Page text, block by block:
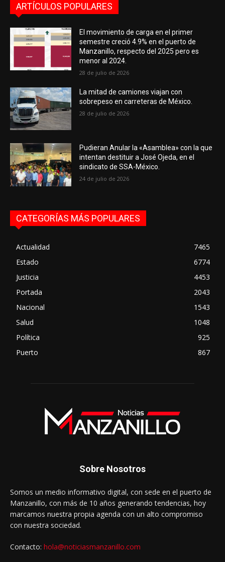
ARTÍCULOS POPULARES
El movimiento de carga en el primer
semestre creció 4.9% en el puerto de
Manzanillo, respecto del 2025 pero es
menor al 2024.
28 de julio de 2026
La mitad de camiones viajan con
sobrepeso en carreteras de México.
28 de julio de 2026
Pudieran Anular la «Asamblea» con la que
intentan destituir a José Ojeda, en el
sindicato de SSA-México.
24 de julio de 2026
CATEGORÍAS MÁS POPULARES
Actualidad
7465
Estado
6774
Justicia
4453
Portada
2043
Nacional
1543
Salud
1048
Política
925
Puerto
867
Sobre Nosotros
Somos un medio informativo digital, con sede en el puerto de
Manzanillo, con más de 10 años generando tendencias, hoy
marcamos nuestra propia agenda con un alto compromiso
con nuestra sociedad.
Contacto: hola@noticiasmanzanillo.com